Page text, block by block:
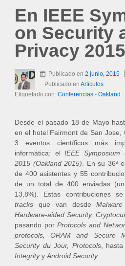
En IEEE
on Security
Privacy 2015
Publicado en 2 junio, 2015
Publicado en Articulos
Etiquetado con: Conferencias - Oakland
Desde el pasado 18 de Mayo
en el hotel Fairmont de San Jose,
3 eventos científicos más
informática: elIEEE
2015 (Oakland 2015) . En su 36ª
de 400 asistentes y 55
de un total de 400 enviadas
13,8%). Estas contribuciones
tracks que van desde
Hardware-aided Security,
pasando porProtocols and
protocols,
ORAM and Secure
Security du Jour,
Protocols, hasta
Integrityy Android Security.